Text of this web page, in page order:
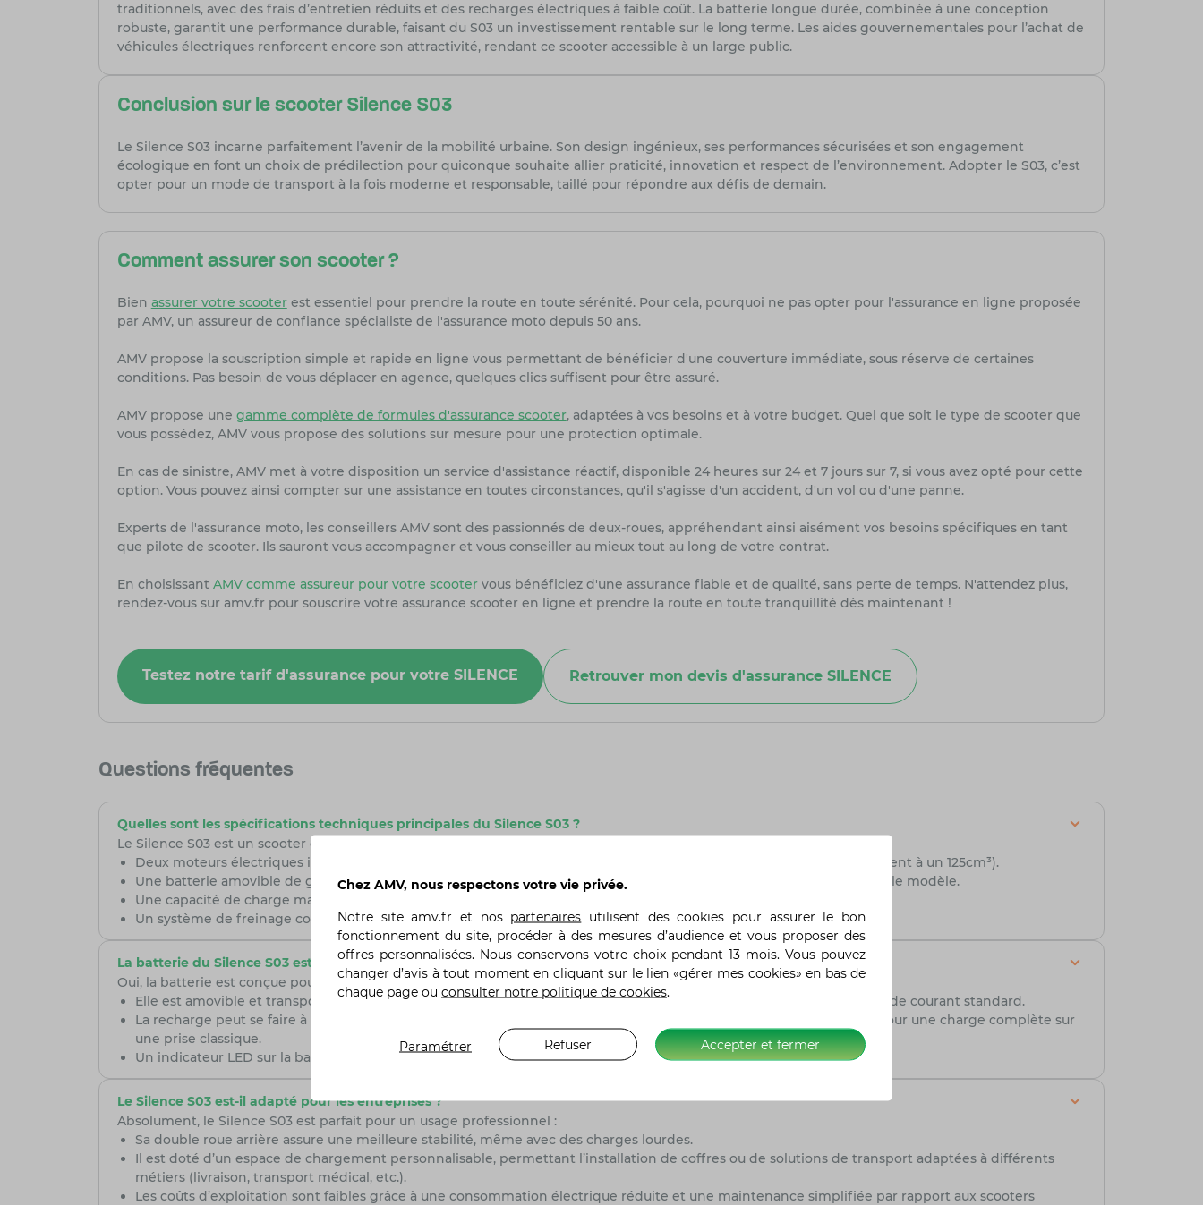
traditionnels, avec des frais d’entretien réduits et des recharges électriques à faible coût. La batterie longue durée, combinée à une conception
robuste, garantit une performance durable, faisant du S03 un investissement rentable sur le long terme. Les aides gouvernementales pour l’achat de
véhicules électriques renforcent encore son attractivité, rendant ce scooter accessible à un large public.
Conclusion sur le scooter Silence S03
Le Silence S03 incarne parfaitement l’avenir de la mobilité urbaine. Son design ingénieux, ses performances sécurisées et son engagement
écologique en font un choix de prédilection pour quiconque souhaite allier praticité, innovation et respect de l’environnement. Adopter le S03, c’est
opter pour un mode de transport à la fois moderne et responsable, taillé pour répondre aux défis de demain.
Comment assurer son scooter ?
Bien assurer votre scooterest essentiel pour prendre la route en toute sérénité. Pour cela, pourquoi ne pas opter pour l'assurance en ligne proposée
par AMV, un assureur de confiance spécialiste de l'assurance moto depuis 50 ans.
AMV propose la souscription simple et rapide en ligne vous permettant de bénéficier d'une couverture immédiate, sous réserve de certaines
conditions. Pas besoin de vous déplacer en agence, quelques clics suffisent pour être assuré.
AMV propose une gamme complète de formules d'assurance scooter, adaptées à vos besoins et à votre budget. Quel que soit le type de scooter que
vous possédez, AMV vous propose des solutions sur mesure pour une protection optimale.
En cas de sinistre, AMV met à votre disposition un service d'assistance réactif, disponible 24 heures sur 24 et 7 jours sur 7, si vous avez opté pour cette
option. Vous pouvez ainsi compter sur une assistance en toutes circonstances, qu'il s'agisse d'un accident, d'un vol ou d'une panne.
Experts de l'assurance moto, les conseillers AMV sont des passionnés de deux-roues, appréhendant ainsi aisément vos besoins spécifiques en tant
que pilote de scooter. Ils sauront vous accompagner et vous conseiller au mieux tout au long de votre contrat.
En choisissant AMV comme assureur pour votre scootervous bénéficiez d'une assurance fiable et de qualité, sans perte de temps. N'attendez plus,
rendez-vous sur amv.fr pour souscrire votre assurance scooter en ligne et prendre la route en toute tranquillité dès maintenant !
Testez notre tarif d'assurance pour votre SILENCE Retrouver mon devis d'assurance SILENCE
Questions fréquentes
Quelles sont les spécifications techniques principales du Silence S03 ?
Le Silence S03 est un scooter électrique conçu principalement pour les usages professionnels. Il est équipé de :
Deux moteurs électriques indépendants, un pour chaque roue arrière, offrant une puissance totale de 8 kW (équivalent à un 125cm³).
Une batterie amovible de grande capacité, généralement 5,6 kWh, permettant une autonomie jusqu'à 130 km selon le modèle.
Une capacité de charge maximale de 300 kg, idéale pour la livraison ou le transport de marchandises.
Un système de freinage combiné (CBS) pour plus de sécurité.
La batterie du Silence S03 est-elle facile à recharger ?
Oui, la batterie est conçue pour être pratique :
Elle est amovible et transportable grâce à un système de trolley intégré, ce qui facilite le transport jusqu'à une prise de courant standard.
La recharge peut se faire à domicile, au bureau ou dans une station de recharge, et nécessite environ 6 à 8 heures pour une charge complète sur
une prise classique.
Un indicateur LED sur la batterie permet de suivre l'état de charge en temps réel.
Le Silence S03 est-il adapté pour les entreprises ?
Absolument, le Silence S03 est parfait pour un usage professionnel :
Sa double roue arrière assure une meilleure stabilité, même avec des charges lourdes.
Il est doté d’un espace de chargement personnalisable, permettant l’installation de coffres ou de solutions de transport adaptées à différents
métiers (livraison, transport médical, etc.).
Les coûts d’exploitation sont faibles grâce à une consommation électrique réduite et une maintenance simplifiée par rapport aux scooters
Chez AMV, nous respectons votre vie privée.
Notre siteamv.fr et nos partenaires utilisent des cookies pour assurer le bon
fonctionnement du site, procéder à des mesures d’audience et vous proposer des
offres personnalisées. Nous conservons votre choix pendant 13 mois. Vous pouvez
changer d’avis à tout moment en cliquant sur le lien «gérer mes cookies» en bas de
chaque page ou consulter notre politique de cookies.
Accepter et fermer
Refuser
Paramétrer